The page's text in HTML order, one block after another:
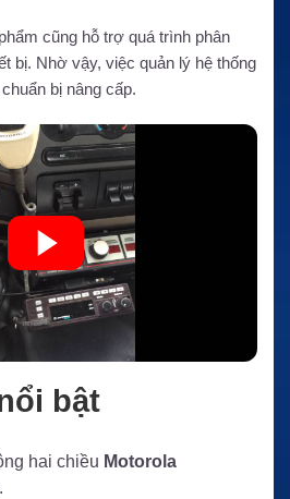
cũng hỗ trợ quá trình phân
bị. Nhờ vậy, việc quản lý hệ thống
bị nâng cấp.
bật
hai chiều Motorola